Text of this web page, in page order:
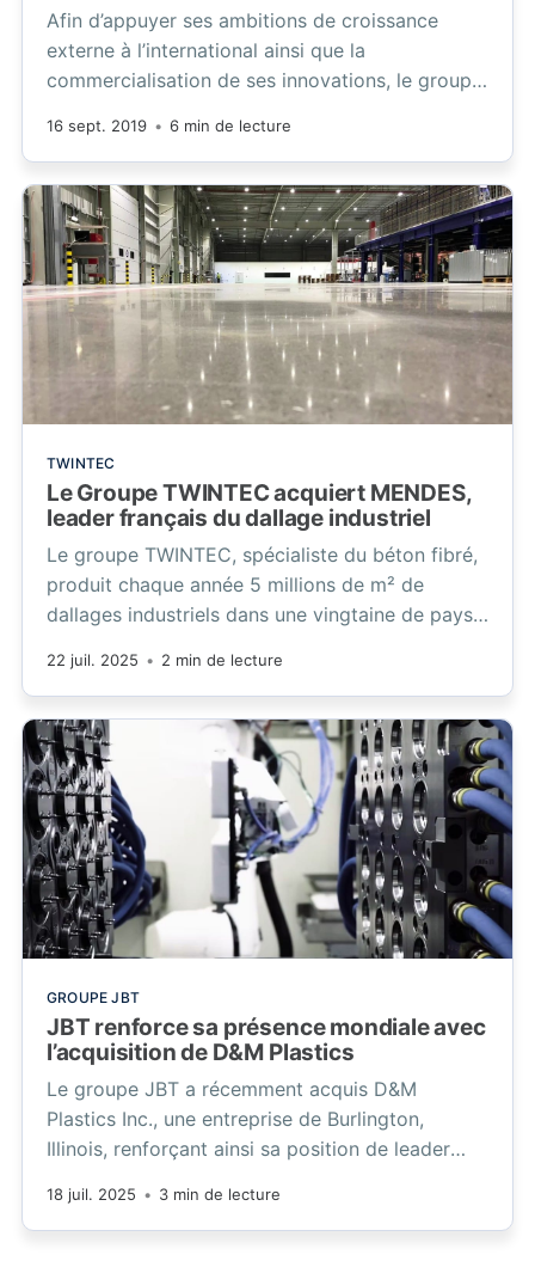
Afin d’appuyer ses ambitions de croissance
externe à l’international ainsi que la
commercialisation de ses innovations, le groupe
d’investissement GENEO Capital Entrepreneur.
16 sept. 2019 • 6 min de lecture
TWINTEC
Le Groupe TWINTEC acquiert MENDES,
leader français du dallage industriel
Le groupe TWINTEC, spécialiste du béton fibré,
produit chaque année 5 millions de m² de
dallages industriels dans une vingtaine de pays.
l’acquisition de MENDES, son chiffre d’affaires
dépasse désormais les 200 millions d’euros.
22 juil. 2025 • 2 min de lecture
GROUPE JBT
JBT renforce sa présence mondiale avec
l’acquisition de D&M Plastics
Le groupe JBT a récemment acquis D&M
Plastics Inc., une entreprise de Burlington,
Illinois, renforçant ainsi sa position de leader
dispositifs médicaux.
18 juil. 2025 • 3 min de lecture